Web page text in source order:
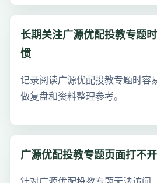
长期关注广源优配投教专题
惯
记录阅读广源优配投教专题时容
做复盘和资料整理参考。
广源优配投教专题页面打不